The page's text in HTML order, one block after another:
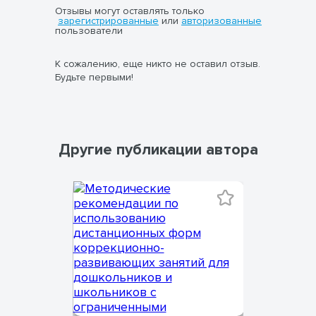
Отзывы могут оставлять только
зарегистрированные или авторизованные
пользователи
К сожалению, еще никто не оставил отзыв.
Будьте первыми!
Другие публикации автора